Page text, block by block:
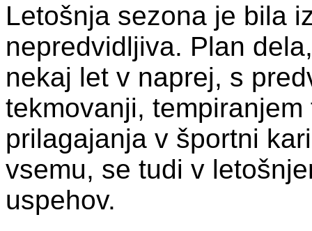
Letošnja sezona je bila
nepredvidljiva. Plan
nekaj let v naprej, s
tekmovanji,
prilagajanja v športni
vsemu, se tudi v
uspehov.